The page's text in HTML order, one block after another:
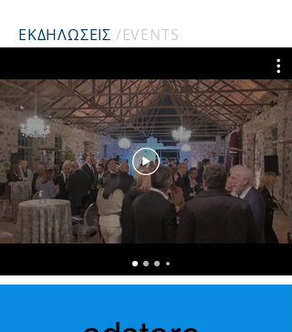
ΕΚΔΗΛΩΣΕΙΣ /EVENTS